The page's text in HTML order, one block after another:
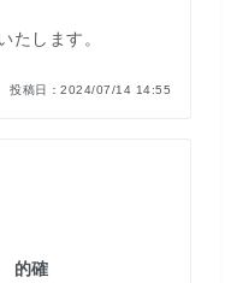
たします。
投稿日： 2024/07/14 14:55
的確